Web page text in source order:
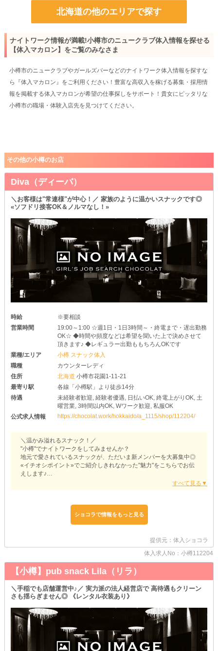
北海道の他のエリアで探す
ナイトワーク情報が満載!小樽市のニュークラブ体入情報を探せる
【体入マカロン】をご覧のみなさま
小樽市のニュークラブやガールズバーなどのナイトワーク体入情報を探すな
ら『体入マカロン』をご利用ください！豊富な高収入を稼げる募集・採用情
報を掲載する体入マカロンが希望の仕事探しをサポート！貴女にピッタリな
小樽市の職場・体験入店先を見つけてください。
その他の小樽のお店
Diva（ディーバ）
＼お客様は"常連様"が中心！／ 家族のように温かいスナックです◎
«ソフドリ接客OK＆ノルマなし！»
時給
※要相談
営業時間
19:00～1:00 ☆週1日・1日3時間～・終電まで・遅出勤務
OK☆ ◆時間や頻度などは希望を聞いた上で決めさせて
頂きます♪ ◆レギュラー出勤ももちろんOKです
業種/エリア
小樽 スナック体入
職種
カウンターレディ
住所
北海道小樽市花園1-11-21
最寄り駅
各線「小樽駅」より徒歩14分
待遇
未経験者歓迎, 経験者優遇, 日払いOK, 終電上がりOK, 土
曜営業, 3時間以内OK, Wワーク歓迎, 私服OK
公式求人情報
https://chocolat.work/hokkaido/a_1115/shop/112204/
＼温かみ溢れるスナック！／
"小樽"でナイトワークをしてみませんか？
地元で愛されているスナックが、ただいま新メンバーを大募集中◎
«イチオシポイント»でご紹介しきれなかった"魅力"をこちらでお伝
えします♪
【Diva（ディーバ）】
∴‥∵‥∴‥∵‥∴‥∴‥∵‥∴‥∵‥
「移籍したいけど、頑張ってきたことは無駄にしたくない…！」
«お給料»や«待遇»など、考慮したうえで優遇して採用します♪
もちろん、時給交渉もOK！
より快適な環境でお仕事をしてみませんか？
■お休みの日に稼げる■
平日が忙しい女の子に朗報！
【ディーバ】は«土曜日»も営業しています◎
つい暇しがちな週末にお小遣いをGETしませんか？
また、休日は平日に比べ来店数も大幅UP！
その分、圧倒的に稼げるのも魅力のひとつです♪
ショコラで情報をもっと見る
提供元：体入ショコラ
体入求人No：小樽112204
【小樽】pub snack Lila（リラ）
＼手稲でも店舗運営中♪／ 実力派の法人経営店で 高待遇もクリーン
さも揺らぎません◎ 《レンタル衣装あり》